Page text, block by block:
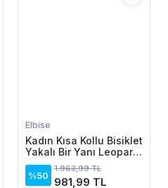
Elbise
Kadın Kısa Kollu Bisiklet
Yakalı Bir Yanı Leopar
Detaylı Uzun Viskon
Elbise
%50
1.963,99 TL
981,99 TL